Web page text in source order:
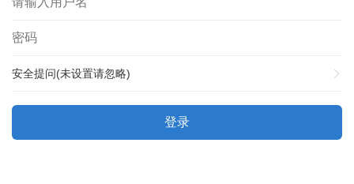
安全提问(未设置请忽略)
登录